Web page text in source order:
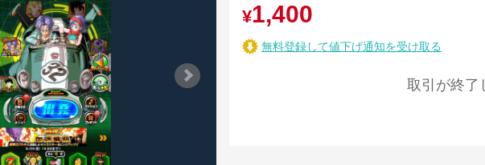
¥1,400
無料登録して値下げ通知を受け取る
取引が終了